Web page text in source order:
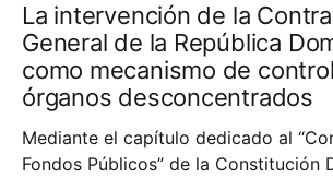
La intervención de la
General de la República
como mecanismo de
órganos desconcentrados
Mediante el capítulo dedicado al
Fondos Públicos” de la Constitución